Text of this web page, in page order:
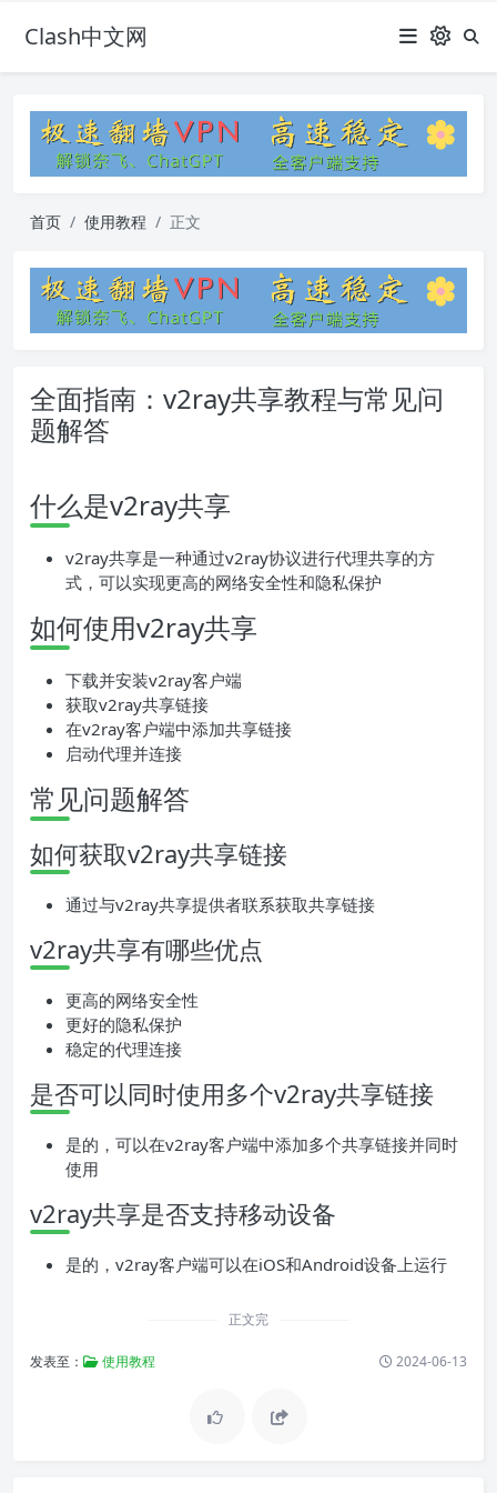
Clash中文网
首页 使用教程 正文
全面指南：v2ray共享教程与常见问
题解答
什么是v2ray共享
v2ray共享是一种通过v2ray协议进行代理共享的方
式，可以实现更高的网络安全性和隐私保护
如何使用v2ray共享
下载并安装v2ray客户端
获取v2ray共享链接
在v2ray客户端中添加共享链接
启动代理并连接
常见问题解答
如何获取v2ray共享链接
通过与v2ray共享提供者联系获取共享链接
v2ray共享有哪些优点
更高的网络安全性
更好的隐私保护
稳定的代理连接
是否可以同时使用多个v2ray共享链接
是的，可以在v2ray客户端中添加多个共享链接并同时
使用
v2ray共享是否支持移动设备
是的，v2ray客户端可以在iOS和Android设备上运行
正文完
发表至： 使用教程 2024-06-13